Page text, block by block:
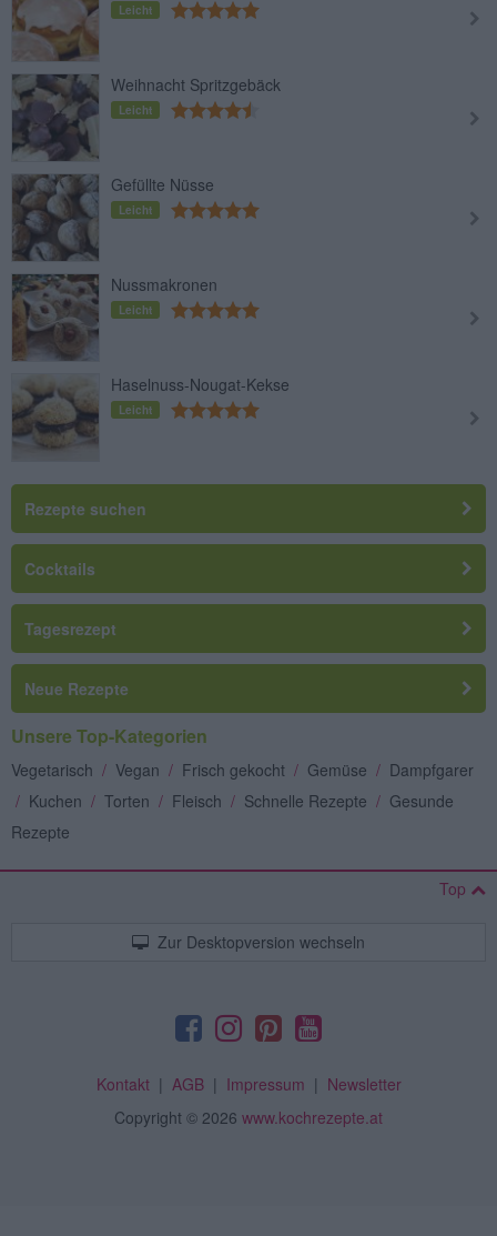
Leicht
Weihnacht Spritzgebäck
Leicht
Gefüllte Nüsse
Leicht
Nussmakronen
Leicht
Haselnuss-Nougat-Kekse
Leicht
Rezepte suchen
Cocktails
Tagesrezept
Neue Rezepte
Unsere Top-Kategorien
Vegetarisch / Vegan / Frisch gekocht / Gemüse / Dampfgarer
/ Kuchen / Torten / Fleisch / Schnelle Rezepte / Gesunde
Rezepte
Top
Zur Desktopversion wechseln
Kontakt| AGB| Impressum | Newsletter
Copyright © 2026 www.kochrezepte.at